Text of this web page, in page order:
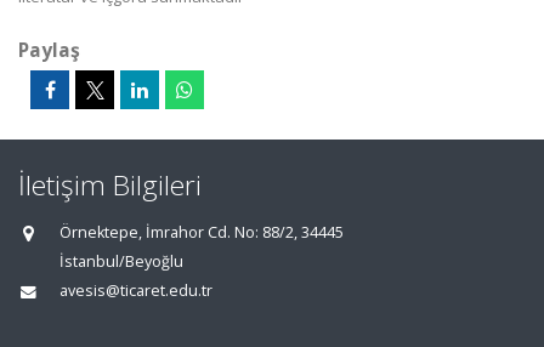
Paylaş
İletişim Bilgileri
Örnektepe, İmrahor Cd. No: 88/2, 34445
İstanbul/Beyoğlu
avesis@ticaret.edu.tr